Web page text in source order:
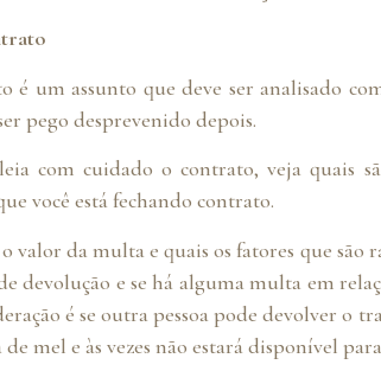
é um assunto que deve ser analisado
pego desprevenido depois.
com cuidado o contrato, veja quais
você está fechando contrato.
valor da multa e quais os fatores que são
devolução e se há alguma multa em
é se outra pessoa pode devolver o
de mel e às vezes não estará disponível